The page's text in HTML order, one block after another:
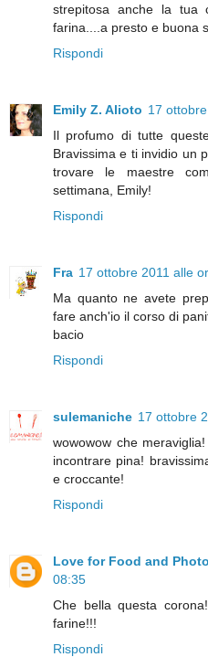
strepitosa anche la tua
farina....a presto e buona
Rispondi
Emily Z. Alioto 17
Il profumo di tutte
Bravissima e ti invidio un
trovare le maestre
settimana, Emily!
Rispondi
Fra 17 ottobre 2011 alle
Ma quanto ne avete
fare anch'io il corso di
bacio
Rispondi
sulemaniche 17 ottobre
wowowow che
incontrare pina!
e croccante!
Rispondi
Love for Food and
08:35
Che bella questa
farine!!!
Rispondi